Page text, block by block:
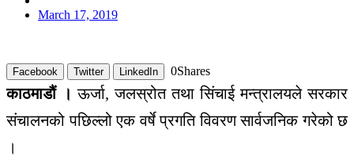
March 17, 2019
Facebook Twitter LinkedIn 0Shares
काठमाडौं । ऊर्जा, जलस्रोत तथा सिंचाई मन्त्रालयले सरकार
संचालनको पछिल्लो एक वर्षे प्रगति विवरण सार्वजनिक गरेको छ
।